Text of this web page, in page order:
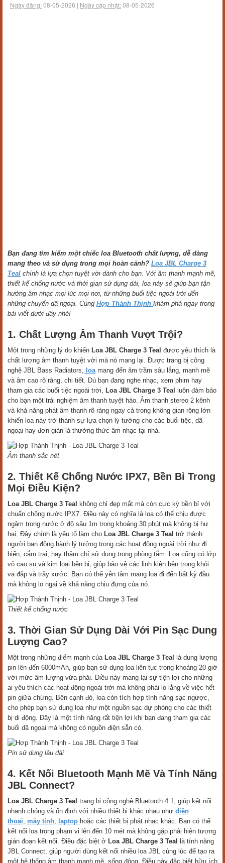
Ngày đăng:08-05-2026 | Ngày cập nhật:08-05-2026
Bạn đang tìm kiếm một chiếc loa Bluetooth chất lượng, dễ dàng
mang theo và sử dụng trong mọi hoàn cảnh? Loa JBL Charge 3
Teal chính là lựa chọn tuyệt vời dành cho bạn. Với âm thanh mạnh mẽ,
thiết kế chống nước và thời gian sử dụng dài, loa này sẽ giúp bạn tận
hưởng âm nhạc mọi lúc mọi nơi, từ những buổi tiệc ngoài trời đến
những chuyến dã ngoại. Cùng Hợp Thành Thịnh khám phá ngay trong
bài viết dưới đây nhé!
1. Chất Lượng Âm Thanh Vượt Trội?
Một trong những lý do khiến Loa JBL Charge 3 Teal được yêu thích là
chất lượng âm thanh tuyệt vời mà nó mang lại. Được trang bị công
nghệ JBL Bass Radiators, loamang đến âm trầm sâu lắng, mạnh mẽ
và âm cao rõ ràng, chi tiết. Dù bạn đang nghe nhạc, xem phim hay
tham gia các buổi tiệc ngoài trời, Loa JBL Charge 3 Teal
luôn đảm bảo
cho bạn một trải nghiệm âm thanh tuyệt hảo. Âm thanh stereo 2 kênh
và khả năng phát âm thanh rõ ràng ngay cả trong không gian rộng lớn
khiến loa này trở thành sự lựa chọn lý tưởng cho các buổi tiệc, dã
ngoại hay đơn giản là thưởng thức âm nhạc tại nhà.
Âm thanh sắc nét
2. Thiết Kế Chống Nước IPX7, Bền Bỉ Trong
Mọi Điều Kiện?
Loa JBL Charge 3 Teal không chỉ đẹp mắt mà còn cực kỳ bền bỉ với
chuẩn chống nước IPX7. Điều này có nghĩa là loa có thể chịu được
ngâm trong nước ở độ sâu 1m trong khoảng 30 phút mà không bị hư
hại. Đây chính là yếu tố làm cho Loa JBL Charge 3 Teal trở thành
người bạn đồng hành lý tưởng trong các hoạt động ngoài trời như đi
biển, cắm trại, hay thậm chí sử dụng trong phòng tắm. Loa cũng có lớp
vỏ cao su và kim loại bền bỉ, giúp bảo vệ các linh kiện bên trong khỏi
va đập và trầy xước. Bạn có thể yên tâm mang loa đi đến bất kỳ đâu
mà không lo ngại về khả năng chịu đựng của nó.
Thiết kế chống nước
3. Thời Gian Sử Dụng Dài Với Pin Sạc Dung
Lượng Cao?
Một trong những điểm mạnh của Loa JBL Charge 3 Teal
là dung lượng
pin lên đến 6000mAh, giúp bạn sử dụng loa liên tục trong khoảng 20 giờ
với mức âm lượng vừa phải. Điều này mang lại sự tiện lợi cho những
ai yêu thích các hoạt động ngoài trời mà không phải lo lắng về việc hết
pin giữa chừng. Bên cạnh đó, loa còn tích hợp tính năng sạc ngược,
cho phép bạn sử dụng loa như một nguồn sạc dự phòng cho các thiết
bị di động. Đây là một tính năng rất tiện lợi khi bạn đang tham gia các
buổi dã ngoại mà không có nguồn điện sẵn có.
Pin sử dung lâu dài
4. Kết Nối Bluetooth Mạnh Mẽ Và Tính Năng
JBL Connect?
Loa JBL Charge 3 Teal trang bị công nghệ Bluetooth 4.1, giúp kết nối
nhanh chóng và ổn định với nhiều thiết bị khác nhau như điện
thoại, máy tính, laptop hoặc các thiết bị phát nhạc khác. Bạn có thể
kết nối loa trong phạm vi lên đến 10 mét mà không gặp phải hiện tượng
gián đoạn kết nối. Điều đặc biệt ở Loa JBL Charge 3 Teal
là tính năng
JBL Connect, giúp người dùng kết nối nhiều loa JBL cùng lúc để tạo ra
một hệ thống âm thanh mạnh mẽ, sống động. Điều này đặc biệt hữu ích